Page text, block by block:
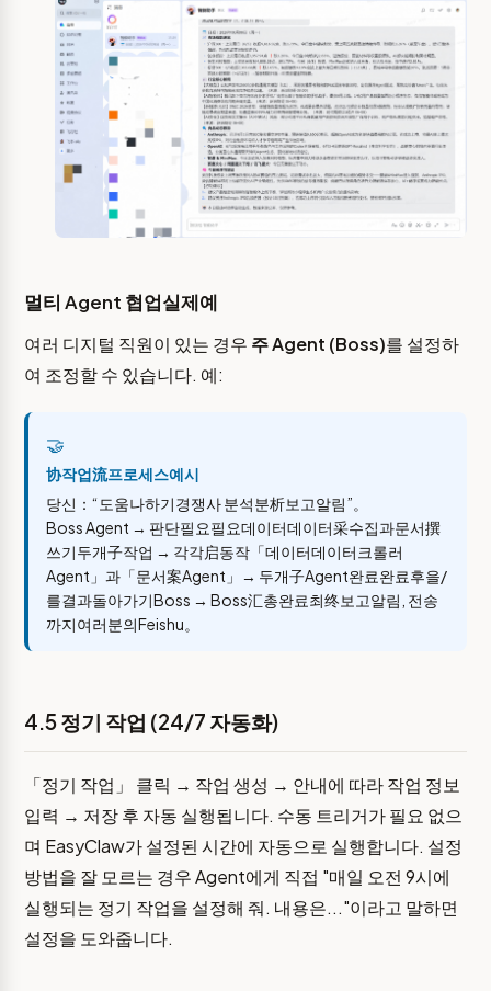
멀티 Agent 협업실제예
여러 디지털 직원이 있는 경우 주 Agent (Boss)를 설정하
여 조정할 수 있습니다. 예:
🤝
协작업流프로세스예시
당신：“도움나하기경쟁사 분석분析보고알림”。
Boss Agent → 판단필요필요데이터데이터采수집과문서撰
쓰기두개子작업 → 각각启동작「데이터데이터크롤러
Agent」과「문서案Agent」→ 두개子Agent완료완료후을/
를결과돌아가기Boss → Boss汇총완료최终보고알림, 전송
까지여러분의Feishu。
4.5 정기 작업 (24/7 자동화)
「정기 작업」 클릭 → 작업 생성 → 안내에 따라 작업 정보
입력 → 저장 후 자동 실행됩니다. 수동 트리거가 필요 없으
며 EasyClaw가 설정된 시간에 자동으로 실행합니다. 설정
방법을 잘 모르는 경우 Agent에게 직접 "매일 오전 9시에
실행되는 정기 작업을 설정해 줘. 내용은..."이라고 말하면
설정을 도와줍니다.